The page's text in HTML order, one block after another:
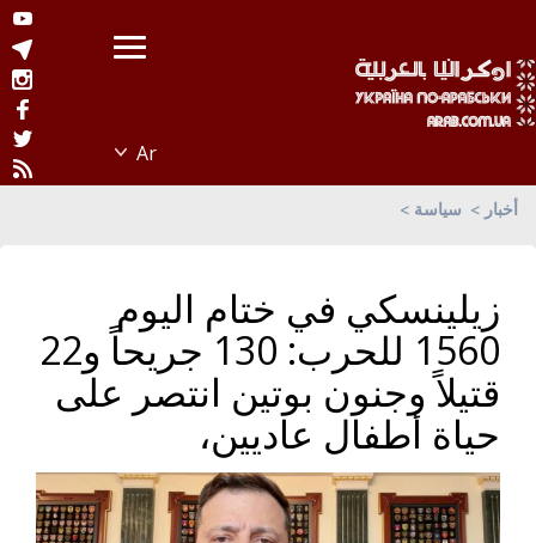
أخبار سياسة
زيلينسكي في ختام اليوم
1560 للحرب: 130 جريحاً و22
قتيلاً وجنون بوتين انتصر على
حياة أطفال عاديين،